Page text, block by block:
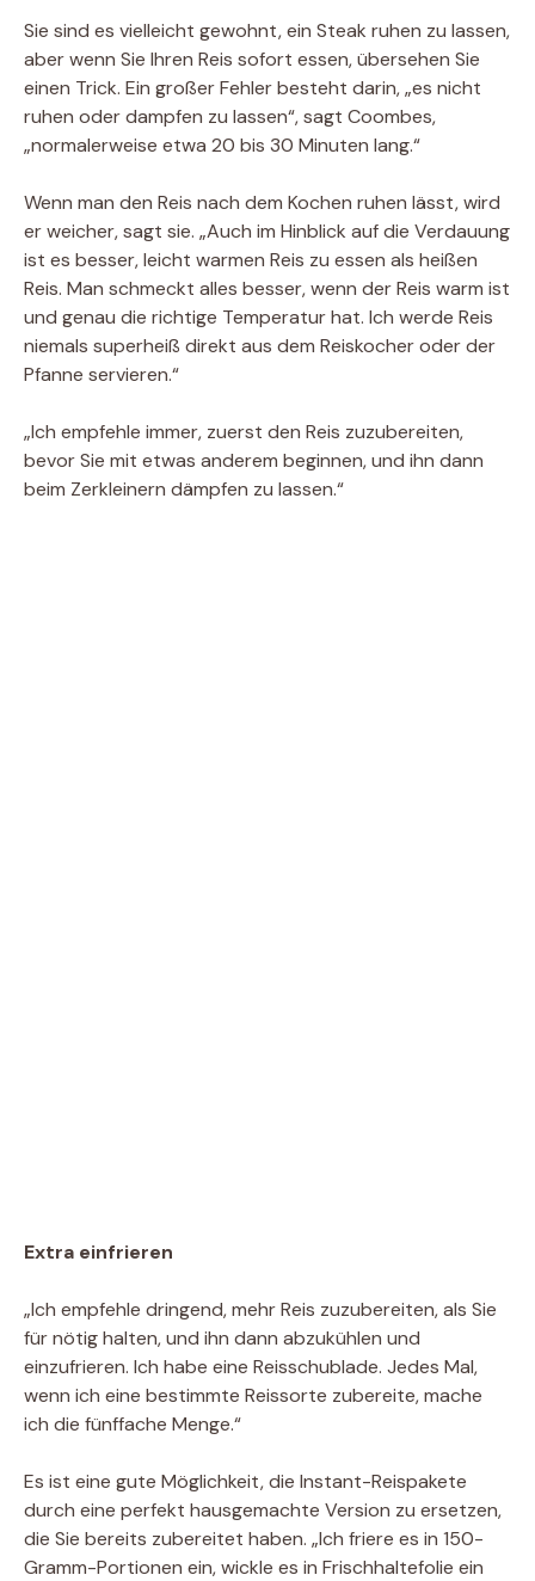
Sie sind es vielleicht gewohnt, ein Steak ruhen zu lassen,
aber wenn Sie Ihren Reis sofort essen, übersehen Sie
einen Trick. Ein großer Fehler besteht darin, „es nicht
ruhen oder dampfen zu lassen“, sagt Coombes,
„normalerweise etwa 20 bis 30 Minuten lang.“
Wenn man den Reis nach dem Kochen ruhen lässt, wird
er weicher, sagt sie. „Auch im Hinblick auf die Verdauung
ist es besser, leicht warmen Reis zu essen als heißen
Reis. Man schmeckt alles besser, wenn der Reis warm ist
und genau die richtige Temperatur hat. Ich werde Reis
niemals superheiß direkt aus dem Reiskocher oder der
Pfanne servieren.“
„Ich empfehle immer, zuerst den Reis zuzubereiten,
bevor Sie mit etwas anderem beginnen, und ihn dann
beim Zerkleinern dämpfen zu lassen.“
Extra einfrieren
„Ich empfehle dringend, mehr Reis zuzubereiten, als Sie
für nötig halten, und ihn dann abzukühlen und
einzufrieren. Ich habe eine Reisschublade. Jedes Mal,
wenn ich eine bestimmte Reissorte zubereite, mache
ich die fünffache Menge.“
Es ist eine gute Möglichkeit, die Instant-Reispakete
durch eine perfekt hausgemachte Version zu ersetzen,
die Sie bereits zubereitet haben. „Ich friere es in 150-
Gramm-Portionen ein, wickle es in Frischhaltefolie ein